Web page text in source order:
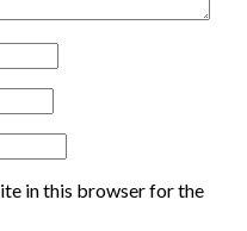
in this browser for the